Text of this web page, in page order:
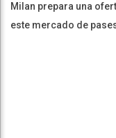
Milan prepara una
este mercado de